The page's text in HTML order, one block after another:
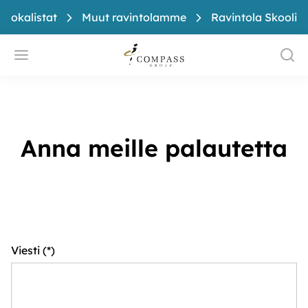
Muut ravintolamme Ravintola Skooli
Anna meille palautetta
Viesti